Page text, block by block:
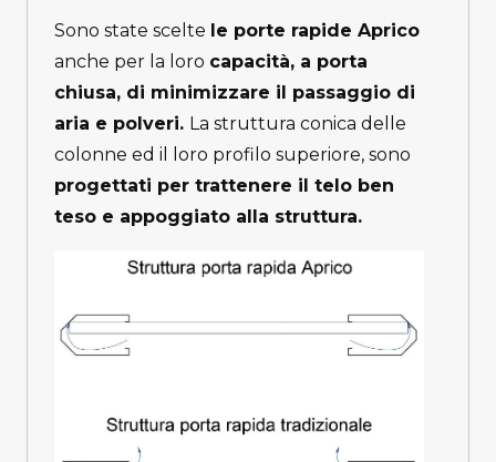
Sono state scelte le porte rapide Aprico
anche per la loro capacità, a porta
chiusa, di minimizzare il passaggio di
aria e polveri. La struttura conica delle
colonne ed il loro profilo superiore, sono
progettati per trattenere il telo ben
teso e appoggiato alla struttura.